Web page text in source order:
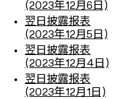
(2023年12月6日)
翌日披露报表
(2023年12月5日)
翌日披露报表
(2023年12月4日)
翌日披露报表
(2023年12月1日)